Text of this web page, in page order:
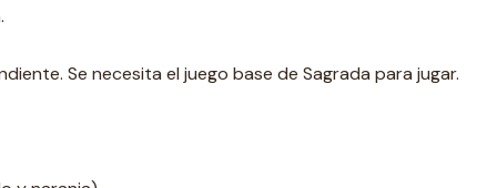
Se necesita el juego base de Sagrada para jugar.